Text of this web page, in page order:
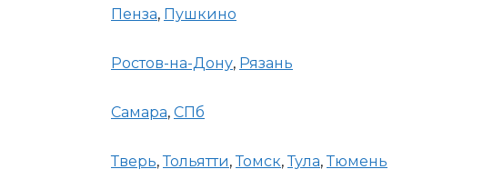
Пенза, Пушкино
Ростов-на-Дону, Рязань
Самара, СПб
Тверь,Тольятти,Томск,Тула,Тюмень